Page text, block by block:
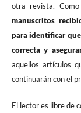
otra revista.
manuscritos
para identificar
correcta y
aquellos artículos
continuarán con el
El lector es libre de